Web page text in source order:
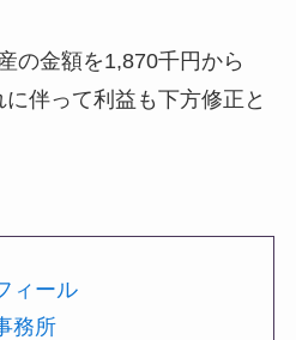
の金額を1,870千円から
伴って利益も下方修正と
ィール
務所